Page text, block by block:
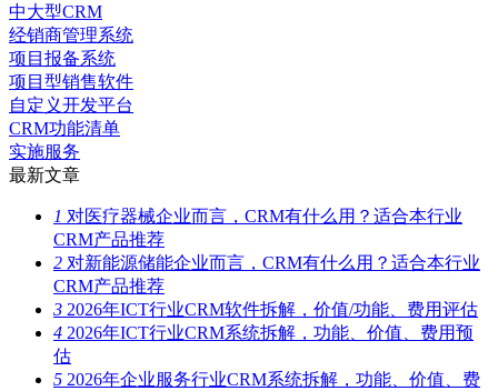
中大型CRM
经销商管理系统
项目报备系统
项目型销售软件
自定义开发平台
CRM功能清单
实施服务
最新文章
1 对医疗器械企业而言，CRM有什么用？适合本行业
CRM产品推荐
2 对新能源储能企业而言，CRM有什么用？适合本行业
CRM产品推荐
3 2026年ICT行业CRM软件拆解，价值/功能、费用评估
4 2026年ICT行业CRM系统拆解，功能、价值、费用预
估
5 2026年企业服务行业CRM系统拆解，功能、价值、费